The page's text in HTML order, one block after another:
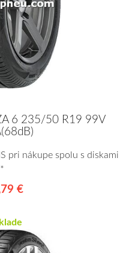
6 235/50 R19 99V
pri nákupe spolu s diskami
€